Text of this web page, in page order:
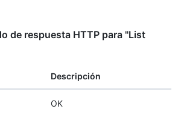
de respuesta HTTP para "List
Descripción
OK